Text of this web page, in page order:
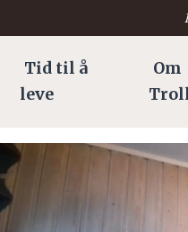
Tid til å
leve
Om